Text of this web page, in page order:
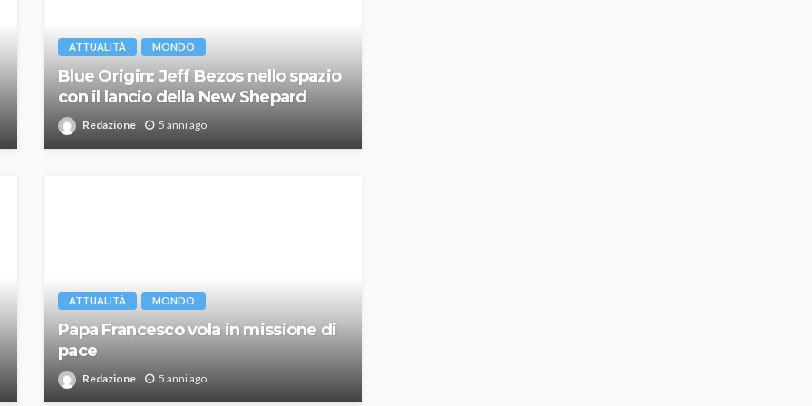
ATTUALITÀ MONDO
Blue Origin: Jeff Bezos nello spazio
con il lancio della New Shepard
Redazione 5 anni ago
ATTUALITÀ MONDO
Papa Francesco vola in missione di
pace
Redazione 5 anni ago